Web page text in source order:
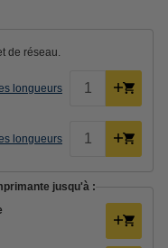
de réseau.
longueurs
longueurs
jusqu'à :